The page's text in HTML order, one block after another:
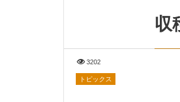
収
3202
トピックス